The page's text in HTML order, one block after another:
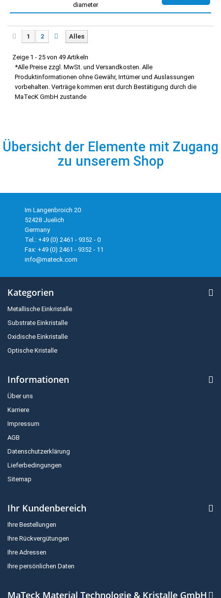
diameter
Alles
1 2
Zeige 1 - 25 von 49 Artikeln
*Alle Preise zzgl. MwSt. und Versandkosten. Alle
Produktinformationen ohne Gewähr, Irrtümer und Auslassungen
vorbehalten. Verträge kommen erst durch Bestätigung durch die
MaTecK GmbH zustande
Übersicht der Elemente mit Zugang
zu unserem Shop
Im Langenbroich 20
52428 Juelich
Germany
Tel.: +49 (0) 2461 - 9352 - 0
Fax: +49 (0) 2461 - 9352 - 11
info@mateck.com
Kategorien
Metallische Einkristalle
Substrate Einkristalle
Oxidische Einkristalle
Optische Kristalle
Informationen
Über uns
Karriere
Impressum
AGB
Datenschutzerklärung
Lieferbedingungen
Sitemap
Ihr Kundenbereich
Ihre Bestellungen
Ihre Rückvergütungen
Ihre Adressen
Ihre persönlichen Daten
MaTeck Material Technologie & Kristalle GmbH